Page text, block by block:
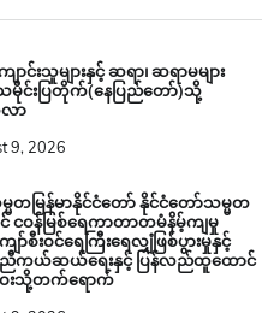
ယ်ဆယ်ရေးနှင့် ပြန်လည်ထူထောင်
ေးသို့တက်ရောက်
9, 2026
ညီညွတ်ရေးနှင့်ငြိမ်းချမ်းရေးဖော်
ေးကော်မတီနှင့် ရှမ်းပြည်တိုးတက် ရေး
ေ့ဆုံဆွေးနွေး
8, 2026
ဦးမင်းအောင်လှိုင် ဦးဆောင်သည့်
င့်ကိုယ်စားလှယ်အဖွဲ့ ထိုင်းနိုင်ငံမှ
န်လည်ရောက်ရှိ